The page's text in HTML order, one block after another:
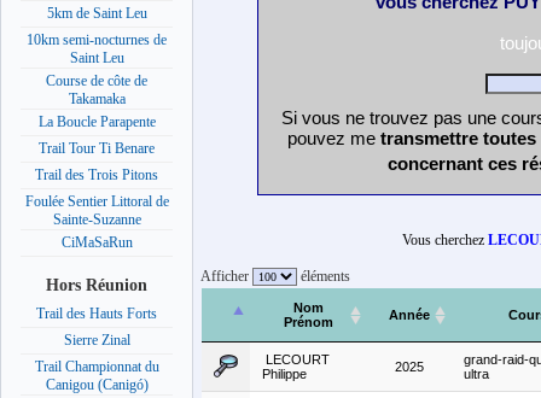
5km de Saint Leu
10km semi-nocturnes de
Saint Leu
Course de côte de
Takamaka
La Boucle Parapente
Trail Tour Ti Benare
Trail des Trois Pitons
Foulée Sentier Littoral de
Sainte-Suzanne
CiMaSaRun
Hors Réunion
Trail des Hauts Forts
Sierre Zinal
Trail Championnat du
Canigou (Canigó)
Si vous ne trouvez pas une
pouvez me transmettre
concernant ces
Vous cherchez
Afficher éléments
Nom
Prénom
Année
LECOURT
Philippe
2025
grand-raid-
ultra